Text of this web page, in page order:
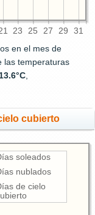
23 25 27 29 31
en el mes de
las temperaturas
,
cubierto
soleados
nublados
de cielo